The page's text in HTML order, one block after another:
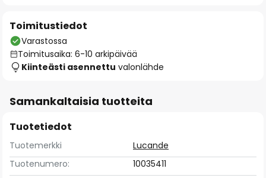
Toimitustiedot
Varastossa
Toimitusaika: 6-10 arkipäivää
Kiinteästi asennettu valonlähde
Samankaltaisia tuotteita
Tuotetiedot
Tuotemerkki
Lucande
Tuotenumero:
10035411